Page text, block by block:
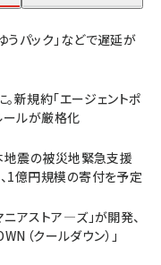
うパック」などで遅延が
新規約「エージェントポ
ールが厳格化
地震の被災地緊急支援
1億円規模の寄付を予定
アストア―ズ」が開発、
（クールダウン）」